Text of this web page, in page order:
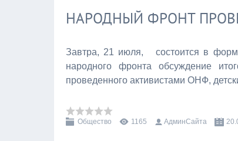
НАРОДНЫЙ ФРОНТ
Завтра, 21 июля, состоится в
народного фронта обсуждение
проведенного активистами ОНФ,
Общество 1165 АдминСайта